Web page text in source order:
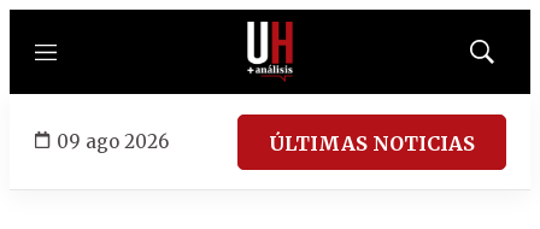
Menú
Mostrar
09 ago 2026 ÚLTIMAS NOTICIAS